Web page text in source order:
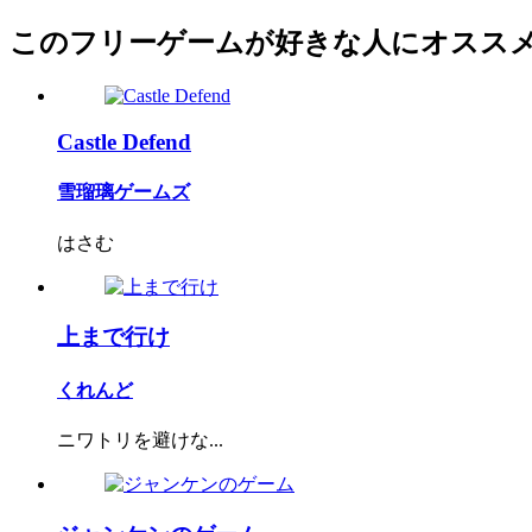
このフリーゲームが好きな人にオスス
Castle Defend
雪瑠璃ゲームズ
はさむ
上まで行け
くれんど
ニワトリを避けな...